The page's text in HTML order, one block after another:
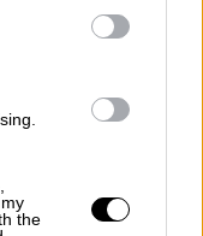
the
συμβαίνει.
ότι ένα
του κινητήρα.